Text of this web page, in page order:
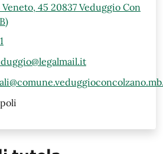
45 20837 Veduggio Con